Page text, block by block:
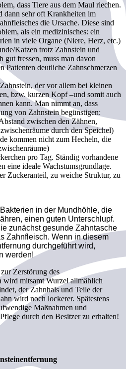
dass Tiere aus dem Maul riechen.
dann sehr oft Krankheiten im
die Ursache. Diese sind
als ein medizinisches: ein
in viele Organe (Niere, Herz, etc.)
Katzen trotz Zahnstein und
gut fressen, muss man davon
Patienten deutliche Zahnschmerzen
der vor allem bei kleinen
bzw. kurzen Kopf –und somit auch
kann. Man nimmt an, dass
von Zahnstein begünstigen:
zwischen den Zähnen,
durch den Speichel)
kommen nicht zum Hecheln, die
pro Tag. Ständig vorhandene
eine ideale Wachstumsgrundlage.
Zuckeranteil, zu weiche Struktur, zu
in der Mundhöhle, die
einen guten Unterschlupf.
zunächst gesunde Zahntasche
Zahnfleisch. Wenn in diesem
durchgeführt wird,
werden!
Zerstörung des
wird mitsamt Wurzel allmählich
der Zahnhals und Teile der
wird noch lockerer. Spätestens
Maßnahmen und
durch den Besitzer zu erhalten!